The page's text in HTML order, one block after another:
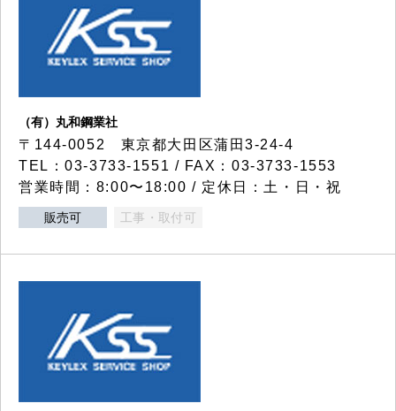
（有）丸和鋼業社
〒144-0052 東京都大田区蒲田3-24-4
TEL：03-3733-1551 / FAX：03-3733-1553
営業時間：8:00〜18:00 / 定休日：土・日・祝
販売可 工事・取付可